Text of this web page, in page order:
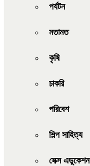
পর্যটন
মতামত
কৃষি
চাকরি
পরিবেশ
শিল্প সাহিত্য
সেক্স এডুকেশন